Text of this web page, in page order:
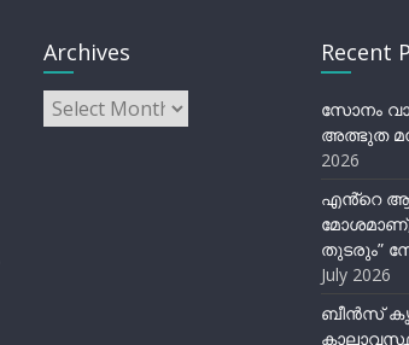
Archives
Archives
Recent
സോനം
അത്ഭുത
2026
എൻ്റെ
മോശമാണ്,
തുടരും”
July 2026
ബീന്‍സ്